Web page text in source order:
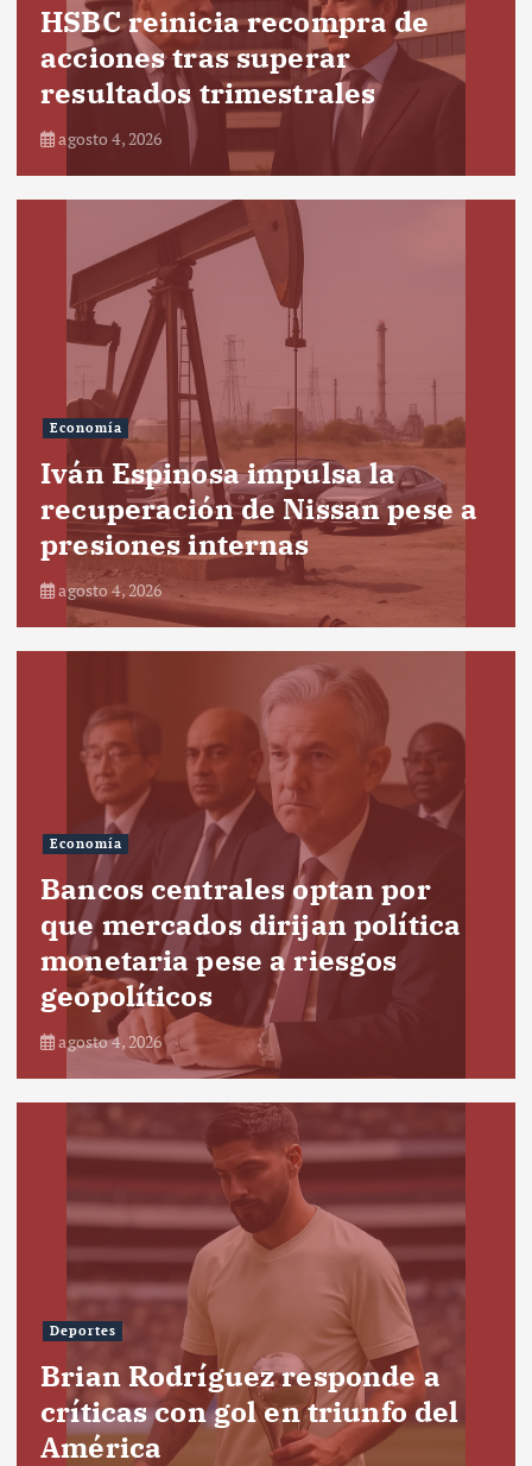
HSBC reinicia recompra de
acciones tras superar
resultados trimestrales
agosto 4, 2026
Economía
Iván Espinosa impulsa la
recuperación de Nissan pese a
presiones internas
agosto 4, 2026
Economía
Bancos centrales optan por
que mercados dirijan política
monetaria pese a riesgos
geopolíticos
agosto 4, 2026
Deportes
Brian Rodríguez responde a
críticas con gol en triunfo del
América